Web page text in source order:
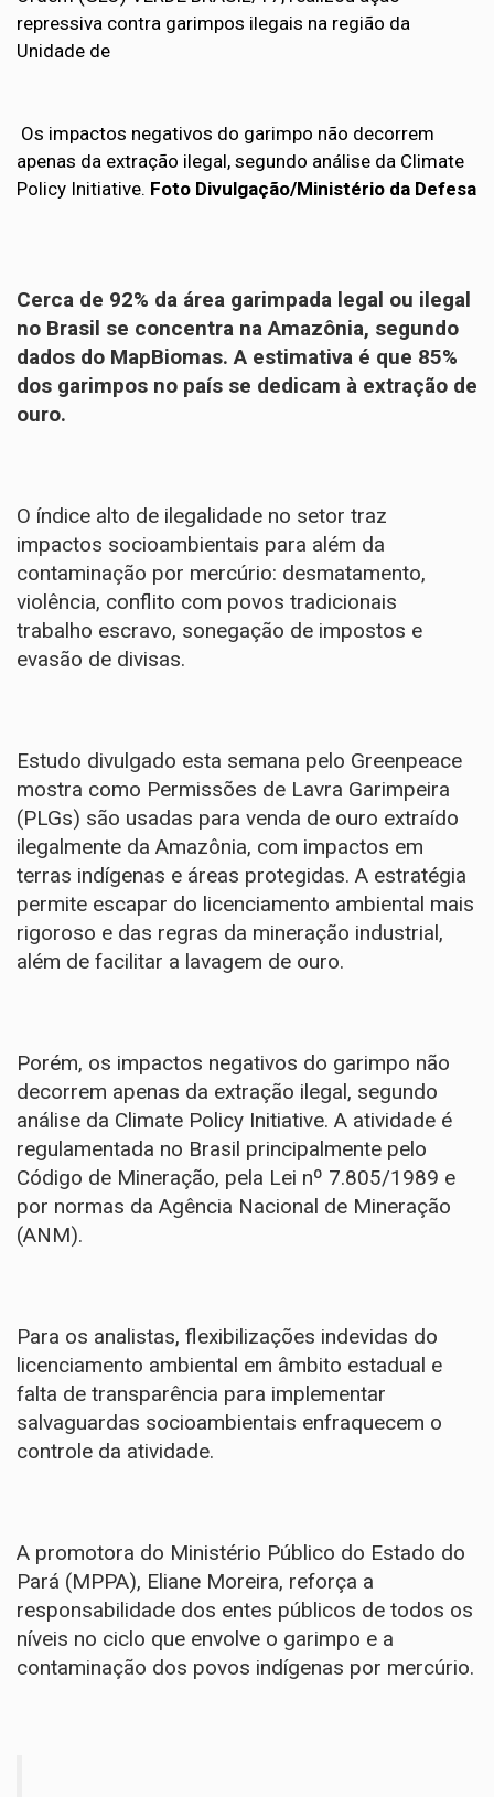
Os impactos negativos do garimpo não decorrem
apenas da extração ilegal, segundo análise da Climate
Policy Initiative. Foto Divulgação/Ministério da Defesa
Cerca de 92% da área garimpada legal ou ilegal
no Brasil se concentra na Amazônia, segundo
dados do MapBiomas. A estimativa é que 85%
dos garimpos no país se dedicam à extração de
ouro.
O índice alto de ilegalidade no setor traz
impactos socioambientais para além da
contaminação por mercúrio: desmatamento,
violência, conflito com povos tradicionais
trabalho escravo, sonegação de impostos e
evasão de divisas.
Estudo divulgado esta semana pelo Greenpeace
mostra como Permissões de Lavra Garimpeira
(PLGs) são usadas para venda de ouro extraído
ilegalmente da Amazônia, com impactos em
terras indígenas e áreas protegidas. A estratégia
permite escapar do licenciamento ambiental mais
rigoroso e das regras da mineração industrial,
além de facilitar a lavagem de ouro.
Porém, os impactos negativos do garimpo não
decorrem apenas da extração ilegal, segundo
análise da Climate Policy Initiative. A atividade é
regulamentada no Brasil principalmente pelo
Código de Mineração, pela Lei nº 7.805/1989 e
por normas da Agência Nacional de Mineração
(ANM).
Para os analistas, flexibilizações indevidas do
licenciamento ambiental em âmbito estadual e
falta de transparência para implementar
salvaguardas socioambientais enfraquecem o
controle da atividade.
A promotora do Ministério Público do Estado do
Pará (MPPA), Eliane Moreira, reforça a
responsabilidade dos entes públicos de todos os
níveis no ciclo que envolve o garimpo e a
contaminação dos povos indígenas por mercúrio.